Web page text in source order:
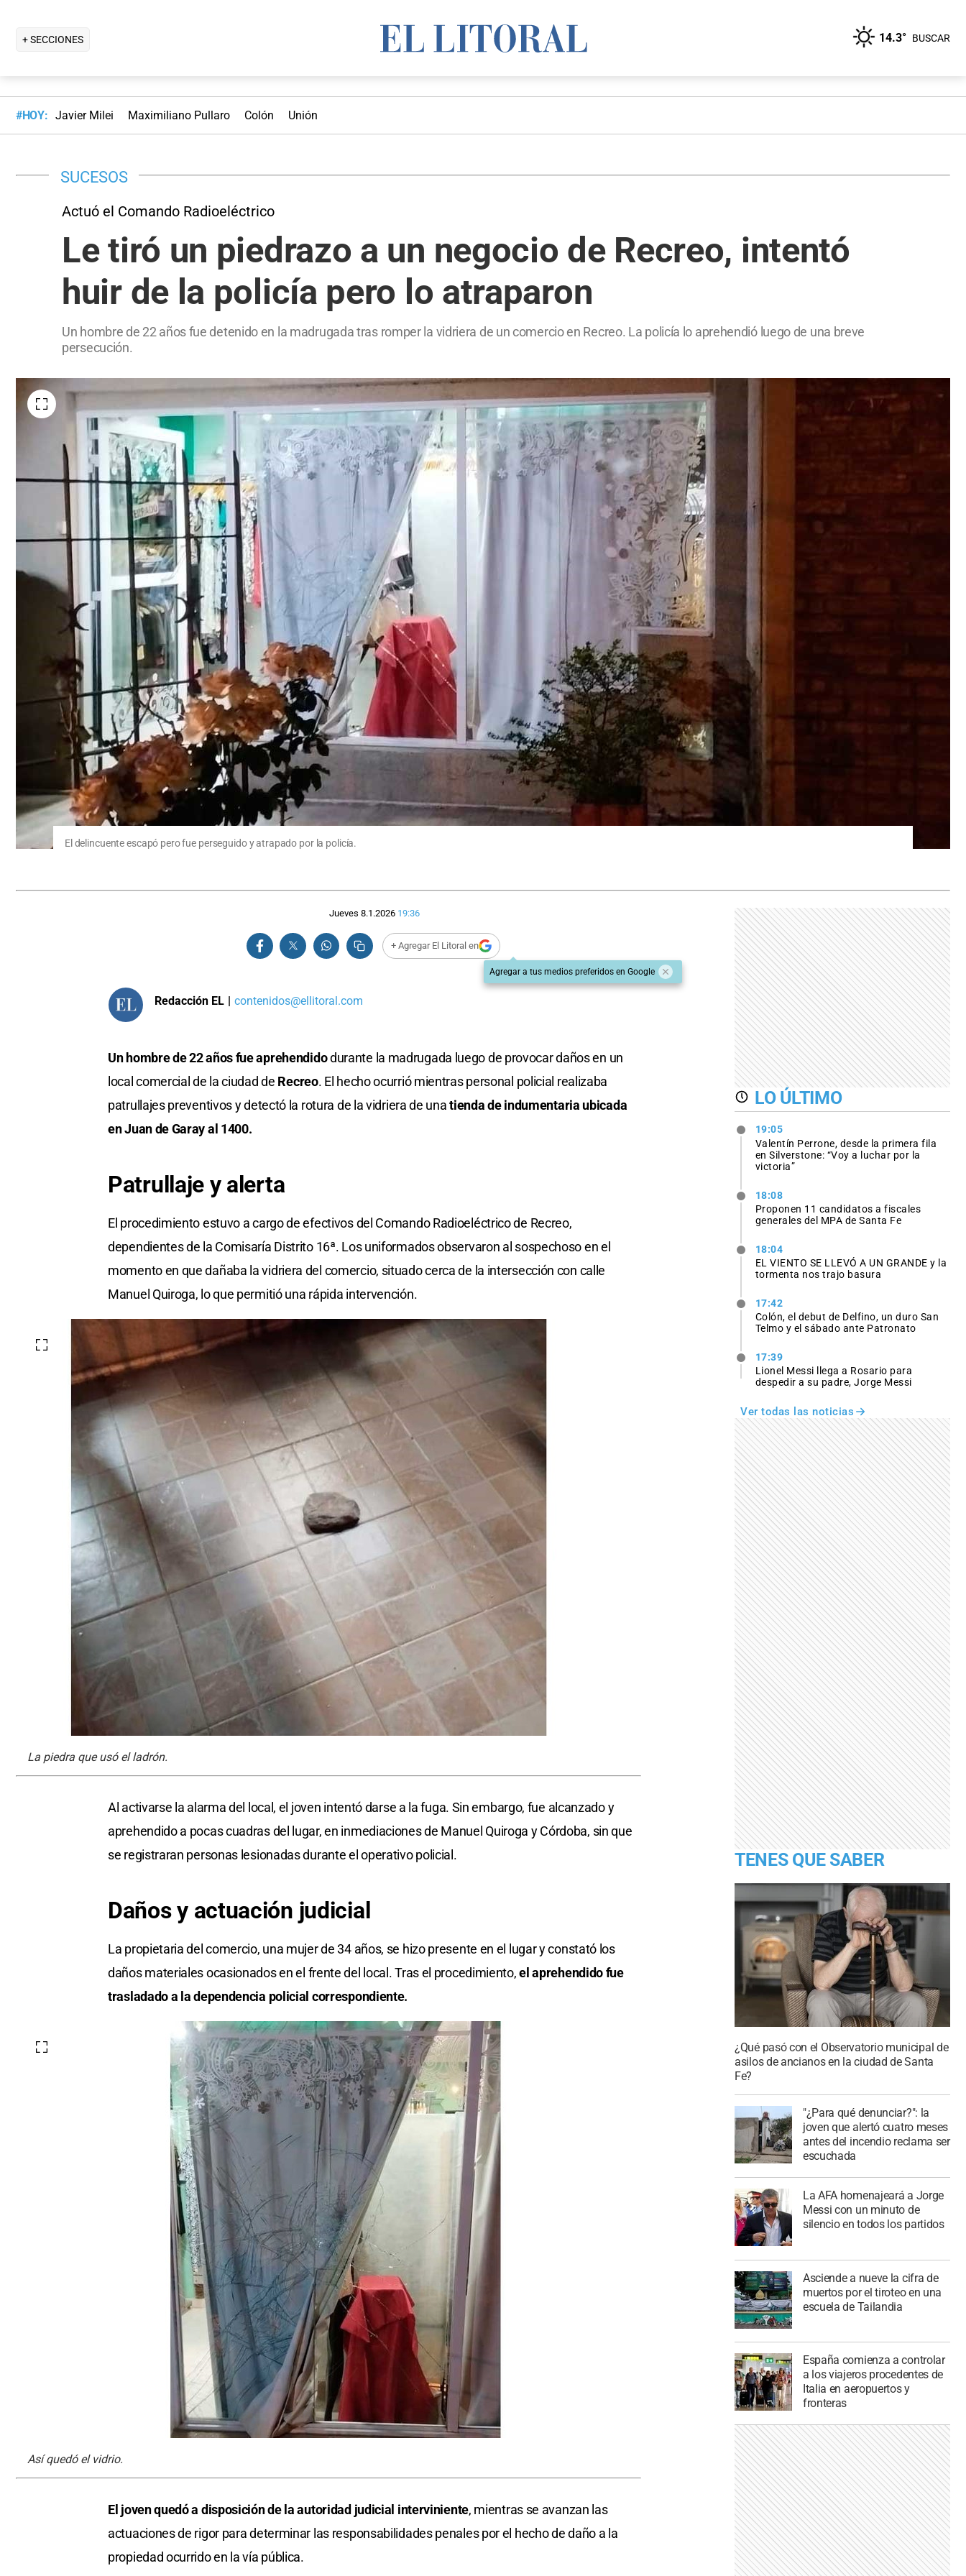
+ SECCIONES 14.3° BUSCAR
#HOY: Javier Milei Maximiliano Pullaro Colón Unión
SUCESOS
Actuó el Comando Radioeléctrico
Le tiró un piedrazo a un negocio de Recreo, intentó
huir de la policía pero lo atraparon
Un hombre de 22 años fue detenido en la madrugada tras romper la vidriera de un comercio en Recreo. La policía lo aprehendió luego de una breve
persecución.
El delincuente escapó pero fue perseguido y atrapado por la policía.
Jueves 8.1.2026 19:36
+ Agregar El Litoral en
Agregar a tus medios preferidos en Google
Redacción EL | contenidos@ellitoral.com
Un hombre de 22 años fue aprehendidodurante la madrugada luego de provocar daños en un
local comercial de la ciudad de Recreo. El hecho ocurrió mientras personal policial realizaba
patrullajes preventivos y detectó la rotura de la vidriera de unatienda de indumentaria ubicada
en Juan de Garay al 1400.
Patrullaje y alerta
El procedimiento estuvo a cargo de efectivos del Comando Radioeléctrico de Recreo,
dependientes de la Comisaría Distrito 16ª. Los uniformados observaron al sospechoso en el
momento en que dañaba la vidriera del comercio, situado cerca de la intersección con calle
Manuel Quiroga, lo que permitió una rápida intervención.
La piedra que usó el ladrón.
Al activarse la alarma del local, el joven intentó darse a la fuga. Sin embargo, fue alcanzado y
aprehendido a pocas cuadras del lugar, en inmediaciones de Manuel Quiroga y Córdoba, sin que
se registraran personas lesionadas durante el operativo policial.
Daños y actuación judicial
La propietaria del comercio, una mujer de 34 años, se hizo presente en el lugar y constató los
daños materiales ocasionados en el frente del local. Tras el procedimiento,el aprehendido fue
trasladado a la dependencia policial correspondiente.
Así quedó el vidrio.
El joven quedó a disposición de la autoridad judicial interviniente, mientras se avanzan las
actuaciones de rigor para determinar las responsabilidades penales por el hecho de daño a la
propiedad ocurrido en la vía pública.
LO ÚLTIMO
19:05
Valentín Perrone, desde la primera fila
en Silverstone: “Voy a luchar por la
victoria”
18:08
Proponen 11 candidatos a fiscales
generales del MPA de Santa Fe
18:04
EL VIENTO SE LLEVÓ A UN GRANDE y la
tormenta nos trajo basura
17:42
Colón, el debut de Delfino, un duro San
Telmo y el sábado ante Patronato
17:39
Lionel Messi llega a Rosario para
despedir a su padre, Jorge Messi
Ver todas las noticias
TENES QUE SABER
¿Qué pasó con el Observatorio municipal de
asilos de ancianos en la ciudad de Santa
Fe?
"¿Para qué denunciar?": la
joven que alertó cuatro meses
antes del incendio reclama ser
escuchada
La AFA homenajeará a Jorge
Messi con un minuto de
silencio en todos los partidos
Asciende a nueve la cifra de
muertos por el tiroteo en una
escuela de Tailandia
España comienza a controlar
a los viajeros procedentes de
Italia en aeropuertos y
fronteras